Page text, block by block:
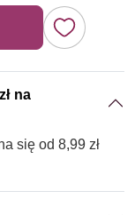
na
się od 8,99 zł